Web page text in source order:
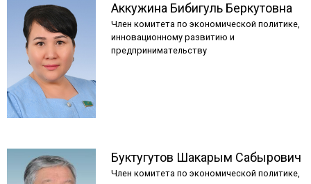
Аккужина Бибигуль Беркутовна
Член комитета по экономической политике,
инновационному развитию и
предпринимательству
Буктугутов Шакарым Сабырович
Член комитета по экономической политике,